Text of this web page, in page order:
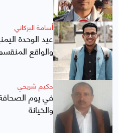
أسامة البركاني
عيد الوحدة
والواقع
حكيم شريحي
في يوم
والخيانة